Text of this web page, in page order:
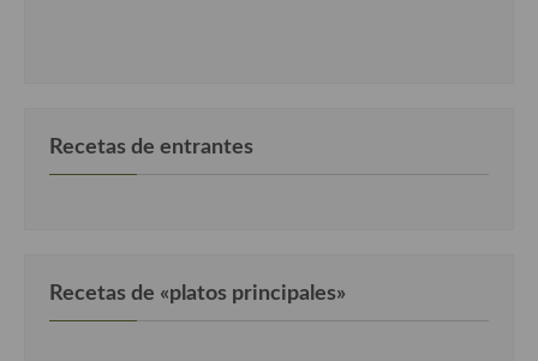
Recetas de entrantes
Recetas de «platos principales»